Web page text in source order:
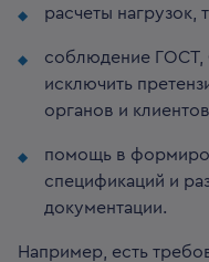
расчеты нагрузок,
соблюдение ГОСТ,
исключить
органов и
помощь в
спецификаций и
документации.
Например, есть